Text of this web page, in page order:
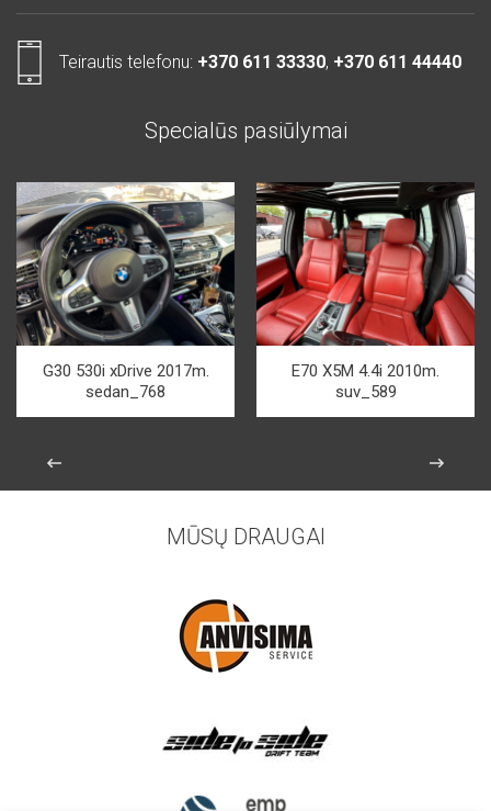
Teirautis telefonu: +370 611 33330, +370 611 44440
Specialūs pasiūlymai
G30 530i xDrive 2017m.
sedan_768
E70 X5M 4.4i 2010m.
suv_589
MŪSŲ DRAUGAI